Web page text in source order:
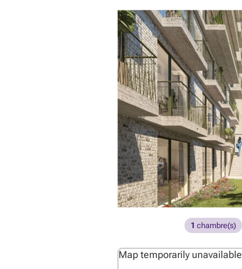
1 chambre(s)
Map temporarily unavailable